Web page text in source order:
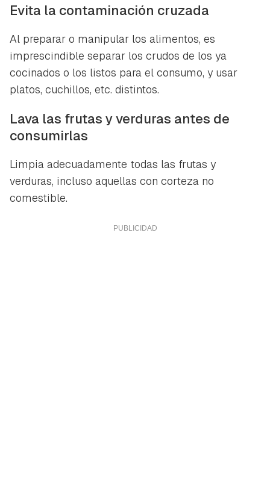
Evita la contaminación cruzada
Al preparar o manipular los alimentos, es
imprescindible separar los crudos de los ya
cocinados o los listos para el consumo, y usar
platos, cuchillos, etc. distintos.
Lava las frutas y verduras antes de
consumirlas
Limpia adecuadamente todas las frutas y
verduras, incluso aquellas con corteza no
comestible.